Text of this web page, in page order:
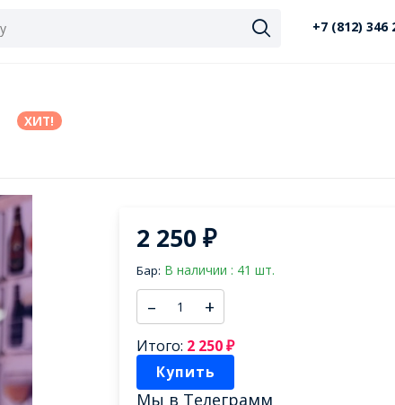
+7 (812) 346
ХИТ!
2 250₽
Бар: В наличии : 41 шт.
– +
Итого: 2 250₽
Купить
Мы в Телеграмм